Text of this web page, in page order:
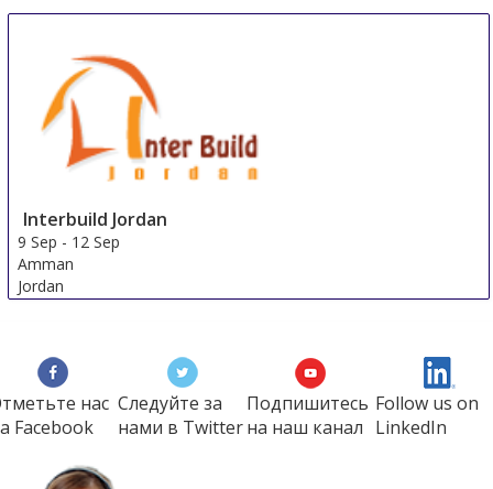
Interbuild Jordan
9 Sep - 12 Sep
Amman
Jordan
нас
Faсеbook
Следуйте за
нами в Twitter
Подпишитесь
на наш канал
Follow us on
LinkedIn